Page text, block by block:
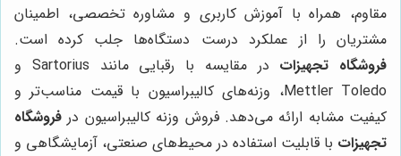
مقاوم، همراه با آموزش کاربری و مشاوره تخصصی، اطمینان
مشتریان را از عملکرد درست دستگاه‌ها جلب کرده است.
فروشگاه تجهیزات
در مقایسه با رقبایی مانند Sartorius و
Mettler Toledo، وزنه‌های کالیبراسیون با قیمت مناسب‌تر و
کیفیت مشابه ارائه می‌دهد. فروش وزنه کالیبراسیون در فروشگاه
تجهیزات با قابلیت استفاده در محیط‌های صنعتی، آزمایشگاهی و